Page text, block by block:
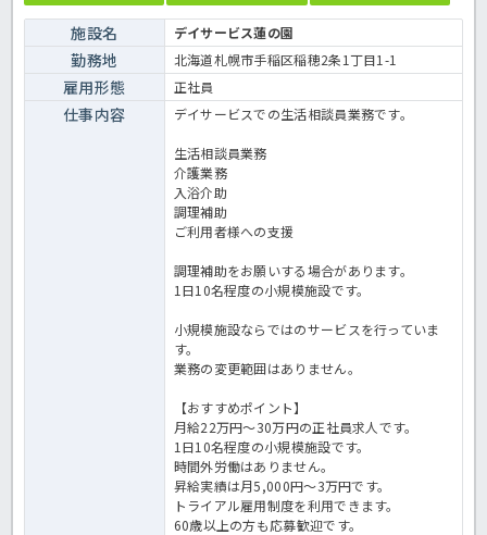
施設名 デイサービス蓮の園
勤務地 北海道札幌市手稲区稲穂2条1丁目1-1
雇用形態 正社員
仕事内容 デイサービスでの生活相談員業務です。
生活相談員業務
介護業務
入浴介助
調理補助
ご利用者様への支援
調理補助をお願いする場合があります。
1日10名程度の小規模施設です。
小規模施設ならではのサービスを行っていま
す。
業務の変更範囲はありません。
【おすすめポイント】
月給22万円～30万円の正社員求人です。
1日10名程度の小規模施設です。
時間外労働はありません。
昇給実績は月5,000円～3万円です。
トライアル雇用制度を利用できます。
60歳以上の方も応募歓迎です。